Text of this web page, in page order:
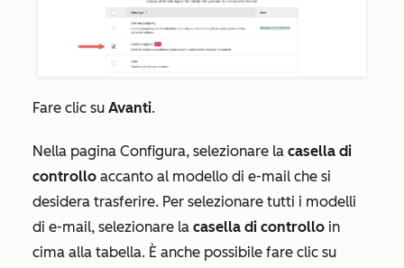
Fare clic su Avanti.
Nella pagina Configura, selezionare la casella di
controllo accanto al modello di e-mail che si
desidera trasferire. Per selezionare tutti i modelli
di e-mail, selezionare la casella di controllo in
cima alla tabella. È anche possibile fare clic su